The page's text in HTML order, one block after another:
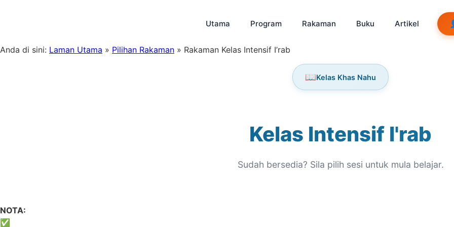
Utama Program Rakaman Buku Artikel
Anda di sini: Laman Utama » Pilihan Rakaman » Rakaman Kelas Intensif I’rab
📖Kelas Khas Nahu
Kelas Intensif I'rab
Sudah bersedia? Sila pilih sesi untuk mula belajar.
NOTA:
✅